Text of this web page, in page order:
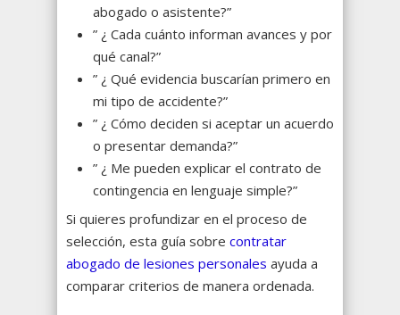
abogado o asistente?”
” ¿ Cada cuánto informan avances y por
qué canal?”
” ¿ Qué evidencia buscarían primero en
mi tipo de accidente?”
” ¿ Cómo deciden si aceptar un acuerdo
o presentar demanda?”
” ¿ Me pueden explicar el contrato de
contingencia en lenguaje simple?”
Si quieres profundizar en el proceso de
selección, esta guía sobre contratar
abogado de lesiones personales ayuda a
comparar criterios de manera ordenada.